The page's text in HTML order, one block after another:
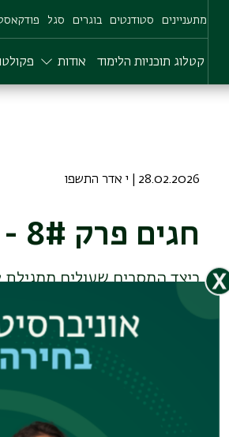
מתעניינים סטודנטים בוגרים סגל
קטלוג תוכניות הלימוד אודות
28.02.2026 | י אדר התשפו
חגים פרק 8# - מגילת אסתר לאורך הדורות
על יצירות ספרותיות לאורך